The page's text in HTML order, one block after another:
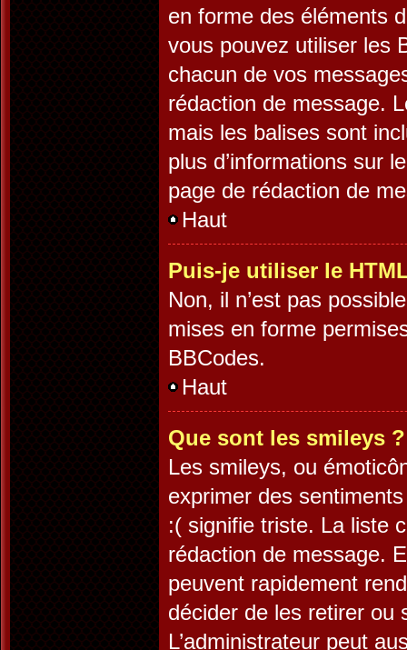
en forme des éléments
vous pouvez utiliser les
chacun de vos
rédaction de message.
mais les balises sont
plus d’informations sur
page de rédaction de
Haut
Puis-je utiliser le
Non, il n’est pas
mises en forme
BBCodes.
Haut
Que sont les smileys ?
Les smileys, ou
exprimer des
:( signifie triste. La liste
rédaction de message.
peuvent rapidement
décider de les retirer ou
L’administrateur peut